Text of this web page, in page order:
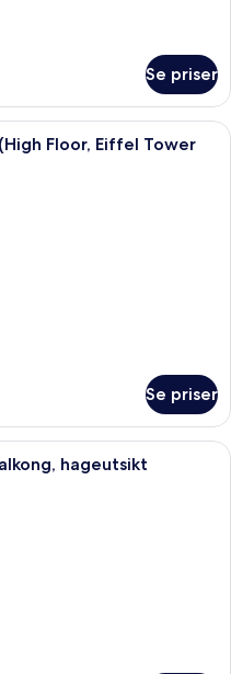
Se priser
av topp kvalitet, safe på
Floor, Eiffel Tower
Se priser
– classic, 1 kingsize-seng,
hageutsikt